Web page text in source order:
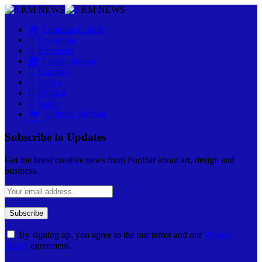
Close
Campina Grande
Economia
Educação
Entretenimento
Esportes
Justiça
Política
Saúde
Últimas Notícias
Subscribe to Updates
Get the latest creative news from FooBar about art, design and
business.
By signing up, you agree to the our terms and our Privacy
Policy agreement.